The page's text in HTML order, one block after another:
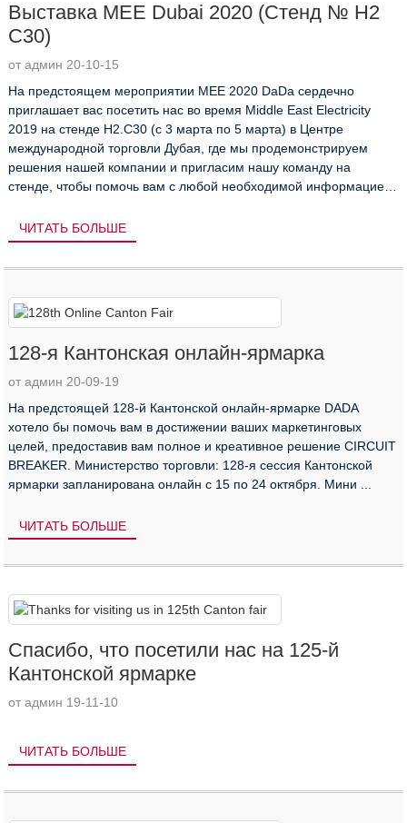
Выставка MEE Dubai 2020 (Стенд № H2
C30)
от админ 20-10-15
На предстоящем мероприятии MEE 2020 DaDa сердечно
приглашает вас посетить нас во время Middle East Electricity
2019 на стенде H2.C30 (с 3 марта по 5 марта) в Центре
международной торговли Дубая, где мы продемонстрируем
решения нашей компании и пригласим нашу команду на
стенде, чтобы помочь вам с любой необходимой информацией
ЧИТАТЬ БОЛЬШЕ
128-я Кантонская онлайн-ярмарка
от админ 20-09-19
На предстоящей 128-й Кантонской онлайн-ярмарке DADA
хотело бы помочь вам в достижении ваших маркетинговых
целей, предоставив вам полное и креативное решение CIRCUIT
BREAKER. Министерство торговли: 128-я сессия Кантонской
ярмарки запланирована онлайн с 15 по 24 октября. Мини ...
ЧИТАТЬ БОЛЬШЕ
Спасибо, что посетили нас на 125-й
Кантонской ярмарке
от админ 19-11-10
ЧИТАТЬ БОЛЬШЕ